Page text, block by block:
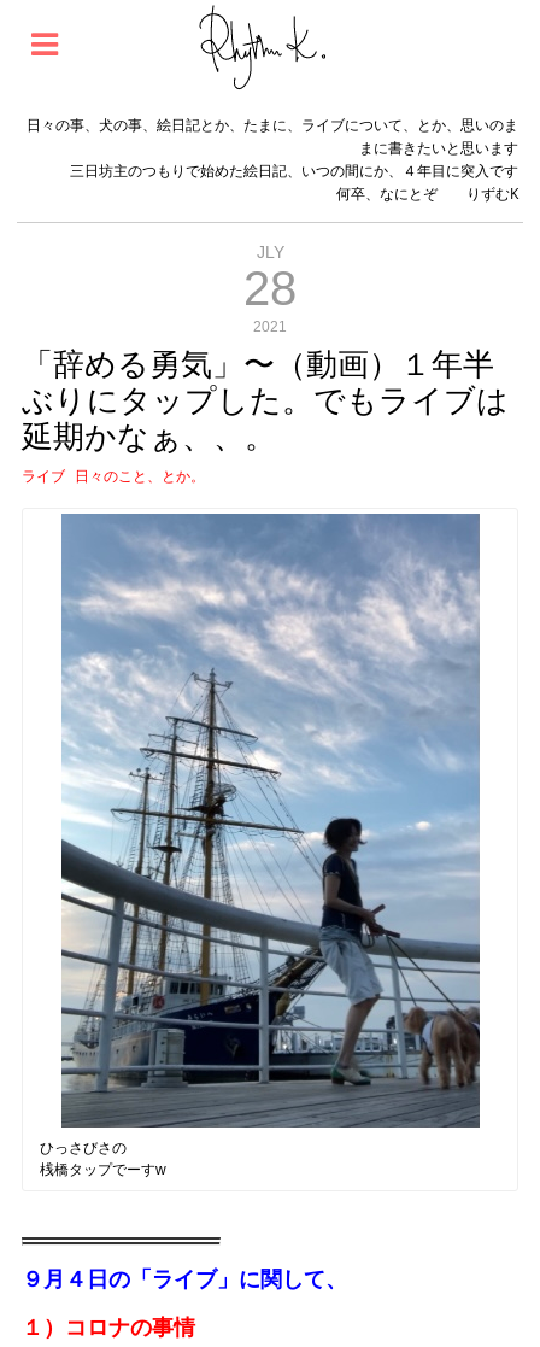
日々の事、犬の事、絵日記とか、たまに、ライブについて、とか、思いのま
まに書きたいと思います
三日坊主のつもりで始めた絵日記、いつの間にか、４年目に突入です
何卒、なにとぞ りずむK
JLY
28
2021
「辞める勇気」〜（動画）１年半
ぶりにタップした。でもライブは
延期かなぁ、、。
ライブ 日々のこと、とか。
ひっさびさの
桟橋タップでーすw
９月４日の「ライブ」に関して、
１）コロナの事情